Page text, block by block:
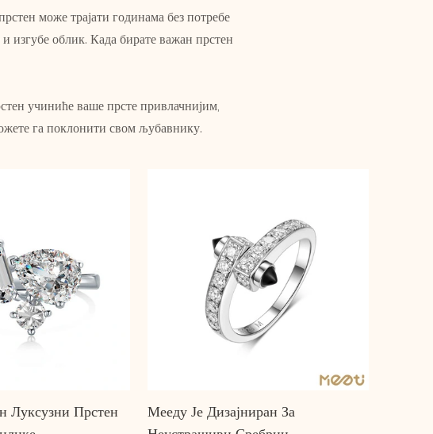
може трајати годинама без потребе
изгубе облик. Када бирате важан прстен
учиниће ваше прсте привлачнијим,
га поклонити свом љубавнику.
Луксузни Прстен
Мееду Је Дизајниран За